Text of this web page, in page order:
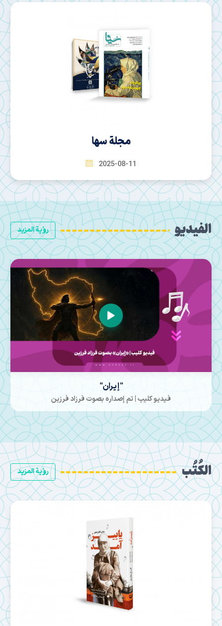
مجلة روایت ایرانی
2025-08-11
رؤية المزيد الفيديو
وعد الرجال
فيديو كليب | أُنتج ونُشر في المركز الفني؛
رؤية المزيد الكُتُب